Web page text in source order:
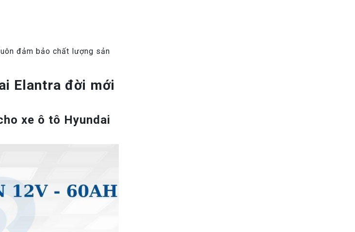
đảm bảo chất lượng sản
Elantra đời mới
xe ô tô Hyundai